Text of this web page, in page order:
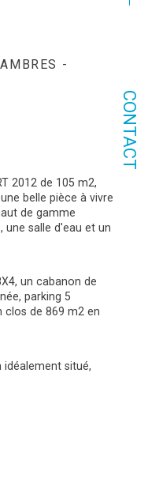
CONTACT
-
2012 de 105 m2,
belle pièce à vivre
de gamme
une salle d'eau et un
un cabanon de
parking 5
clos de 869 m2 en
situé,